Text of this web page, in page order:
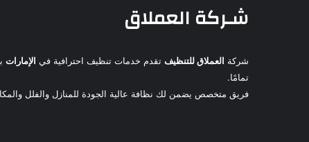
شـركة العملاق
شركة العملاق للتنظيف تقدم خدمات تنظيف احترافية في الإمارات
تمامًا.
فريق متخصص يضمن لك نظافة عالية الجودة للمنازل والفلل